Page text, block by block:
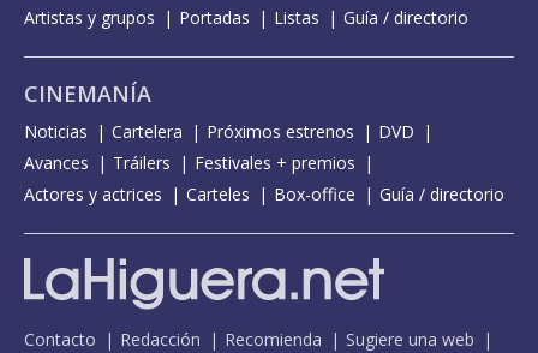
Artistas y grupos
Portadas Listas Guía / directorio
CINEMANÍA
Noticias Cartelera Próximos estrenos
DVD
Avances
Tráilers
Festivales + premios
Actores y actrices
Carteles Box-office Guía / directorio
Contacto Redacción Recomienda
Sugiere una web